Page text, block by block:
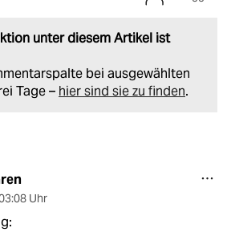
unter diesem Artikel ist
bei ausgewählten
Tage – hier sind sie zu finden.
Uhr